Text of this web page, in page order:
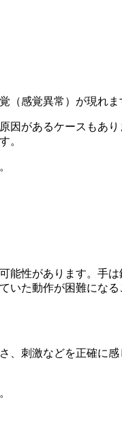
（感覚異常）が現れま
があるケースもあ
。
能性があります。手
た動作が困難にな
刺激などを正確に